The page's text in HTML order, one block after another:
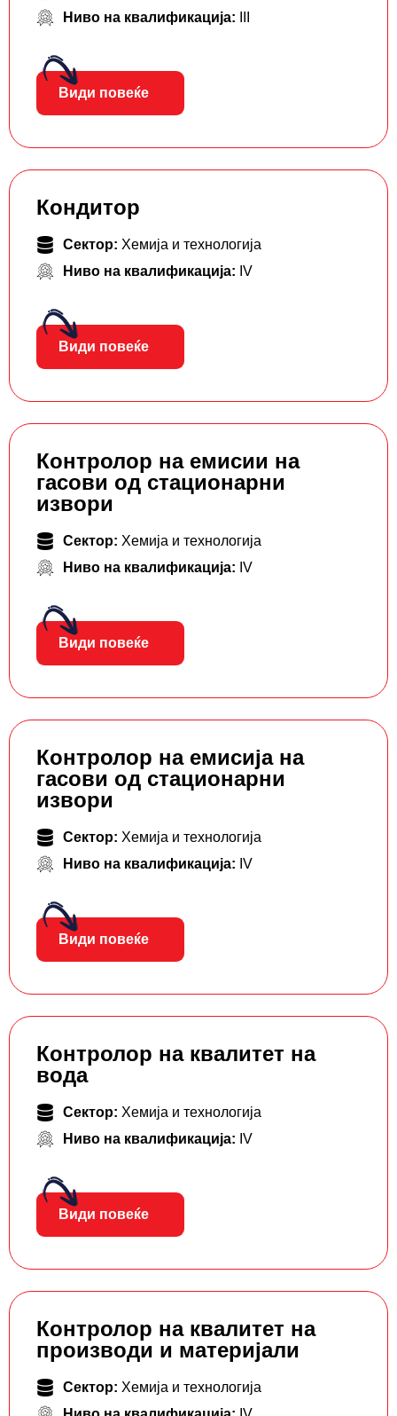
Ниво на квалификација:
Види повеќе
Кондитор
Сектор: Хемија и технологија
Ниво на квалификација: IV
Види повеќе
Контролор на емисии на
гасови од стационарни
извори
Сектор: Хемија и технологија
Ниво на квалификација: IV
Види повеќе
Контролор на емисија на
гасови од стационарни
извори
Сектор: Хемија и технологија
Ниво на квалификација: IV
Види повеќе
Контролор на квалитет на
вода
Сектор: Хемија и технологија
Ниво на квалификација: IV
Види повеќе
Контролор на квалитет на
производи и материјали
Сектор: Хемија и технологија